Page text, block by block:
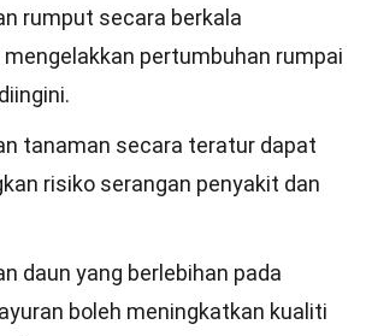
rumput secara berkala
pertumbuhan rumpai
tanaman secara teratur dapat
risiko serangan penyakit dan
daun yang berlebihan pada
boleh meningkatkan kualiti